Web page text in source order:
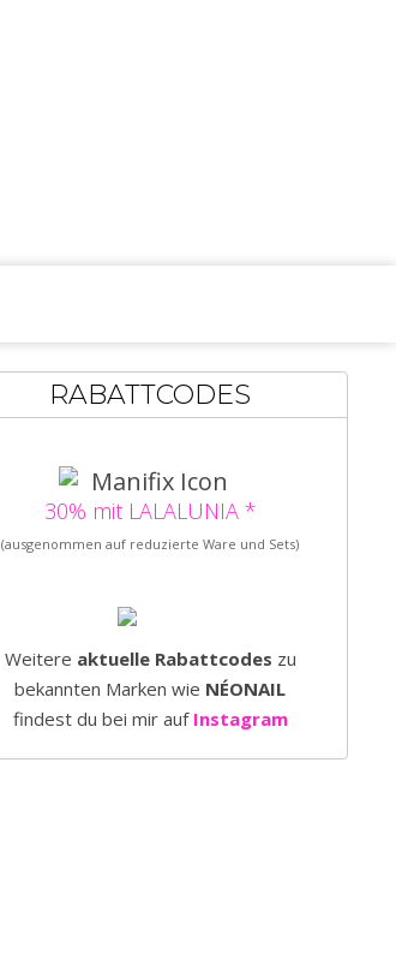
RABATTCODES
30% mit LALALUNIA *
(ausgenommen auf reduzierte Ware und Sets)
Weitere aktuelle Rabattcodes zu
bekannten Marken wie NÉONAIL
findest du bei mir auf Instagram